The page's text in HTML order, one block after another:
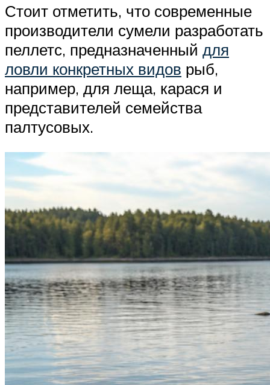
Стоит отметить, что современные
производители сумели разработать
пеллетс, предназначенный для
ловли конкретных видов рыб,
например, для леща, карася и
представителей семейства
палтусовых.